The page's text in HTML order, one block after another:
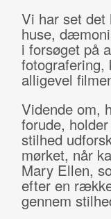
Vi har set det
huse,
i forsøget på
fotografering,
alligevel
Vidende om,
forude,
stilhed
mørket, når
Mary Ellen,
efter en
gennem